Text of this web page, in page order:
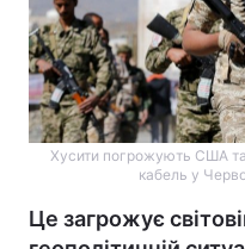
Хусити погрожують США та
кабель у
Це загрожує